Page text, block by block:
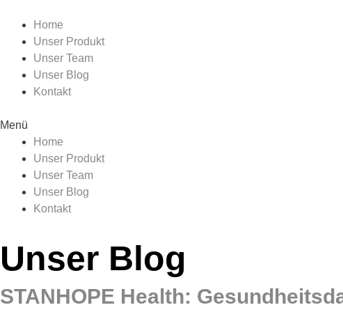
Inhalt
springen
Home
Unser Produkt
Unser Team
Unser Blog
Kontakt
Menü
Home
Unser Produkt
Unser Team
Unser Blog
Kontakt
Unser Blog
STANHOPE Health: